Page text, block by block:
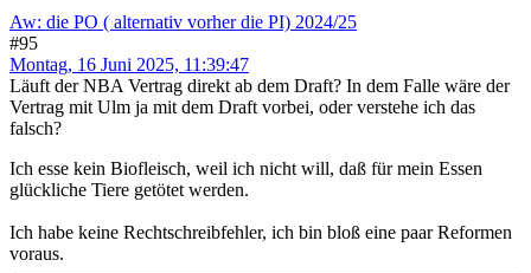
Aw: die PO ( alternativ vorher die PI) 2024/25
#95
Montag, 16 Juni 2025, 11:39:47
Läuft der NBA Vertrag direkt ab dem Draft? In dem Falle wäre der
Vertrag mit Ulm ja mit dem Draft vorbei, oder verstehe ich das
falsch?
Ich esse kein Biofleisch, weil ich nicht will, daß für mein Essen
glückliche Tiere getötet werden.
Ich habe keine Rechtschreibfehler, ich bin bloß eine paar Reformen
voraus.